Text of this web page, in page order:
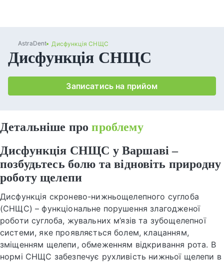
AstraDent Дисфункція СНЩС
Дисфункція СНЩС
Записатись на прийом
Детальніше пропроблему
Дисфункція СНЩС у Варшаві –
позбудьтесь болю та відновіть природну
роботу щелепи
Дисфункція скронево-нижньощелепного суглоба
(СНЩС) – функціональне порушення злагодженої
роботи суглоба, жувальних м’язів та зубощелепної
системи, яке проявляється болем, клацанням,
зміщенням щелепи, обмеженням відкривання рота. В
нормі СНЩС забезпечує рухливість нижньої щелепи в